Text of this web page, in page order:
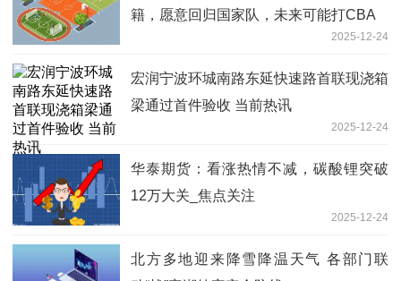
籍，愿意回归国家队，未来可能打CBA
2025-12-24
宏润宁波环城南路东延快速路首联现浇箱
梁通过首件验收 当前热讯
2025-12-24
华泰期货：看涨热情不减，碳酸锂突破
12万大关_焦点关注
2025-12-24
北方多地迎来降雪降温天气 各部门联